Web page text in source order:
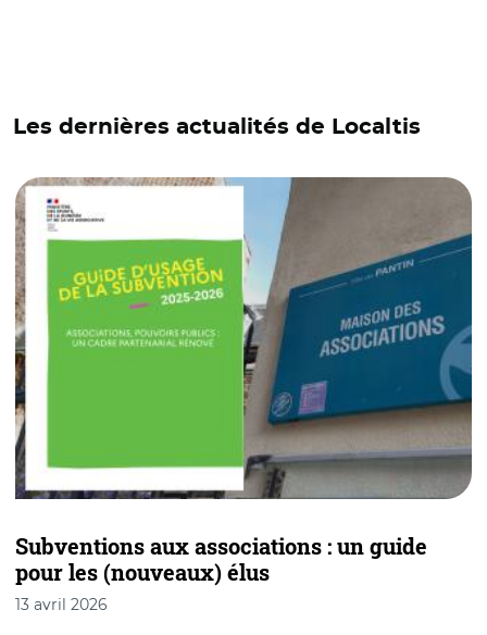
Les dernières actualités de Localtis
Subventions aux associations : un guide
pour les (nouveaux) élus
13 avril 2026